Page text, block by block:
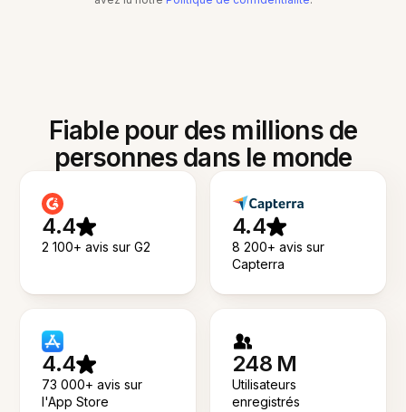
Fiable pour des millions de
personnes dans le monde
4.4
2 100+ avis sur G2
4.4
8 200+ avis sur
Capterra
4.4
73 000+ avis sur
l'App Store
248 M
Utilisateurs
enregistrés